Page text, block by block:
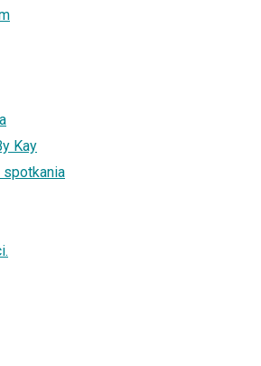
Kay